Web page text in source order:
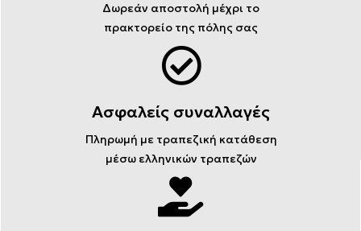
Δωρεάν αποστολή μέχρι το
πρακτορείο της πόλης σας
Ασφαλείς συναλλαγές
Πληρωμή με τραπεζική κατάθεση
μέσω ελληνικών τραπεζών